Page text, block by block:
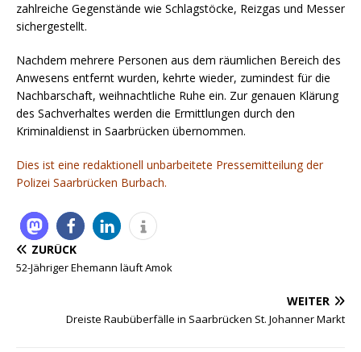
zahlreiche Gegenstände wie Schlagstöcke, Reizgas und Messer
sichergestellt.
Nachdem mehrere Personen aus dem räumlichen Bereich des
Anwesens entfernt wurden, kehrte wieder, zumindest für die
Nachbarschaft, weihnachtliche Ruhe ein. Zur genauen Klärung
des Sachverhaltes werden die Ermittlungen durch den
Kriminaldienst in Saarbrücken übernommen.
Dies ist eine redaktionell unbarbeitete Pressemitteilung der
Polizei Saarbrücken Burbach.
ZURÜCK
52-Jähriger Ehemann läuft Amok
WEITER
Dreiste Raubüberfälle in Saarbrücken St. Johanner Markt